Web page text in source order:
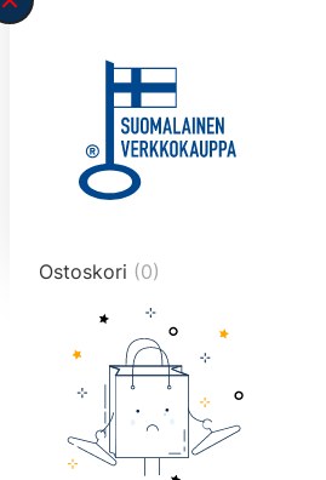
typed the search query
tmlmvi","meta_query":
data-original-query-vars="[]"
data-max-pages="4512"
end="10">
Ostoskori (0)